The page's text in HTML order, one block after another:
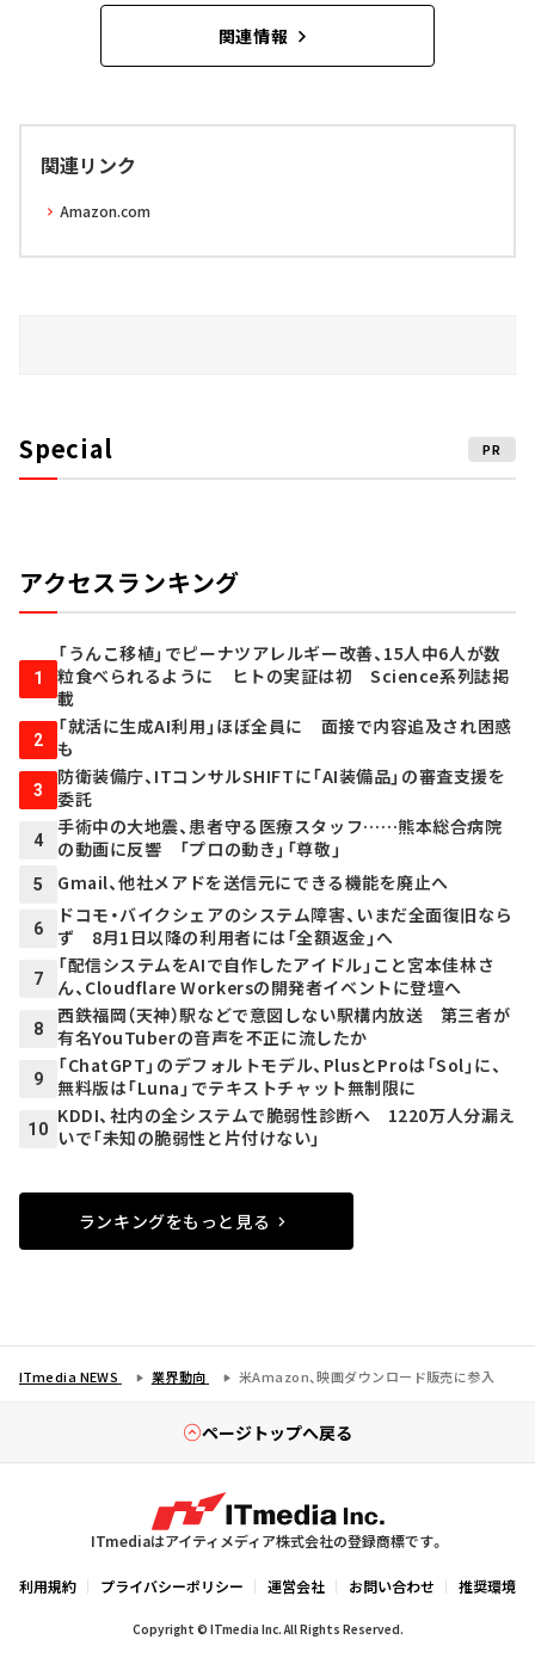
関連情報
関連リンク
Amazon.com
Special PR
アクセスランキング
1
「うんこ移植」でピーナツアレルギー改善、15人中6人が数
粒食べられるように ヒトの実証は初 Science系列誌掲
載
2
「就活に生成AI利用」ほぼ全員に 面接で内容追及され困惑
も
3
防衛装備庁、ITコンサルSHIFTに「AI装備品」の審査支援を
委託
4
手術中の大地震、患者守る医療スタッフ……熊本総合病院
の動画に反響 「プロの動き」「尊敬」
5 Gmail、他社メアドを送信元にできる機能を廃止へ
6
ドコモ・バイクシェアのシステム障害、いまだ全面復旧なら
ず 8月1日以降の利用者には「全額返金」へ
7
「配信システムをAIで自作したアイドル」こと宮本佳林さ
ん、Cloudflare Workersの開発者イベントに登壇へ
8
西鉄福岡（天神）駅などで意図しない駅構内放送 第三者が
有名YouTuberの音声を不正に流したか
9
「ChatGPT」のデフォルトモデル、PlusとProは「Sol」に、
無料版は「Luna」でテキストチャット無制限に
10
KDDI、社内の全システムで脆弱性診断へ 1220万人分漏え
いで「未知の脆弱性と片付けない」
ランキングをもっと見る
ITmedia NEWS 業界動向 米Amazon、映画ダウンロード販売に参入
ページトップへ戻る
ITmediaはアイティメディア株式会社の登録商標です。
利用規約 プライバシーポリシー 運営会社 お問い合わせ 推奨環境
Copyright © ITmedia Inc. All Rights Reserved.